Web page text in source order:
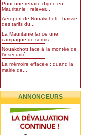
Pour une retraite digne en
Mauritanie : relever...
Aéroport de Nouakchott : baisse
des tarifs du...
La Mauritanie lance une
campagne de semis...
Nouakchott face à la montée de
l’insécurité...
La mémoire effacée : quand la
mairie de...
ANNONCEURS